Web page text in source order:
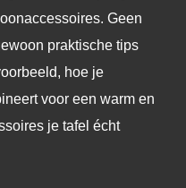
Geen
praktische tips
hoe je
voor een warm en
je tafel écht